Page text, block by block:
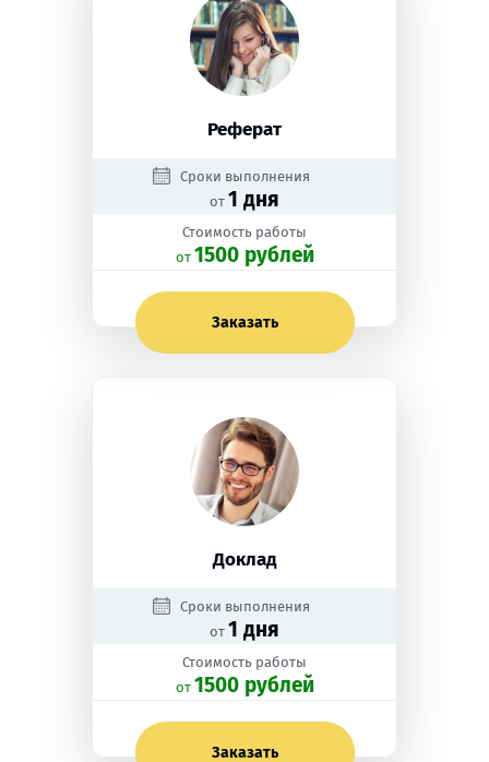
Реферат
Сроки выполнения
от 1 дня
Стоимость работы
oт 1500 рублей
Заказать
Доклад
Сроки выполнения
от 1 дня
Стоимость работы
oт 1500 рублей
Заказать